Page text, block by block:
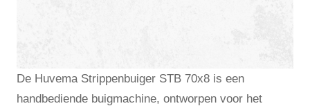
De Huvema Strippenbuiger STB 70x8 is een
handbediende buigmachine, ontworpen voor het